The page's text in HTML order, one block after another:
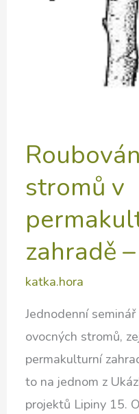
stromů v
zahradě
katka.hora
Jednodenní
ovocných stromů,
permakulturní
to na jednom z
projektů Lipiny 15.